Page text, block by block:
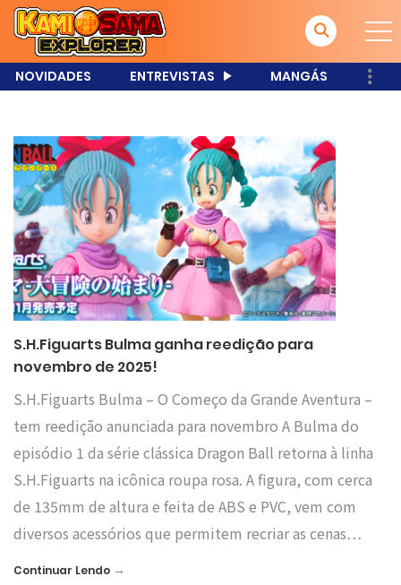
NOVIDADES ENTREVISTAS MANGÁS
S.H.Figuarts Bulma ganha reedição para
novembro de 2025!
S.H.Figuarts Bulma – O Começo da Grande Aventura –
tem reedição anunciada para novembro A Bulma do
episódio 1 da série clássica Dragon Ball retorna à linha
S.H.Figuarts na icônica roupa rosa. A figura, com cerca
de 135mm de altura e feita de ABS e PVC, vem com
diversos acessórios que permitem recriar as cenas…
Continuar Lendo →